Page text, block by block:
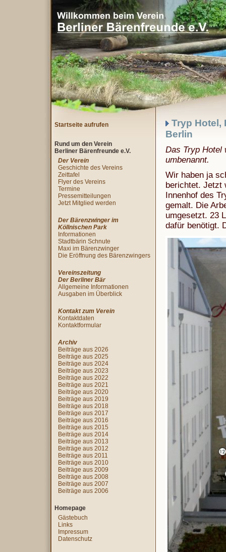
Tryp Hotel,
Berlin
Das Tryp Hotel
umbenannt.
Wir haben ja
berichtet. Jetzt
Innenhof des
gemalt. Die
umgesetzt. 23
dafür benötigt.
Startseite aufrufen
Rund um den Verein
Berliner Bärenfreunde e.V.
Der Verein
Geschichte des Vereins
Zeittafel
Flyer des Vereins
Termine
Pressemitteilungen
Jetzt Mitglied werden
Der Bärenzwinger im
Köllnischen Park
Informationen
Stadtbärin Schnute
Maxi im Bärenzwinger
Die Eröffnung des Bärenzwingers
Vereinszeitung
Der Berliner Bär
Allgemeine Informationen
Ausgaben im Überblick
Kontakt zum Verein
Kontaktdaten
Kontaktformular
Archiv
Beiträge aus 2026
Beiträge aus 2025
Beiträge aus 2024
Beiträge aus 2023
Beiträge aus 2022
Beiträge aus 2021
Beiträge aus 2020
Beiträge aus 2019
Beiträge aus 2018
Beiträge aus 2017
Beiträge aus 2016
Beiträge aus 2015
Beiträge aus 2014
Beiträge aus 2013
Beiträge aus 2012
Beiträge aus 2011
Beiträge aus 2010
Beiträge aus 2009
Beiträge aus 2008
Beiträge aus 2007
Beiträge aus 2006
Homepage
Gästebuch
Links
Impressum
Datenschutz